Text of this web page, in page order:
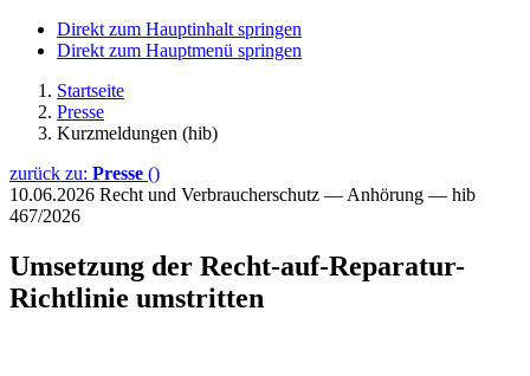
Direkt zum Hauptinhalt springen
Direkt zum Hauptmenü springen
Startseite
Presse
Kurzmeldungen (hib)
zurück zu: Presse ()
10.06.2026 Recht und Verbraucherschutz — Anhörung — hib
467/2026
Umsetzung der Recht-auf-Reparatur-
Richtlinie umstritten